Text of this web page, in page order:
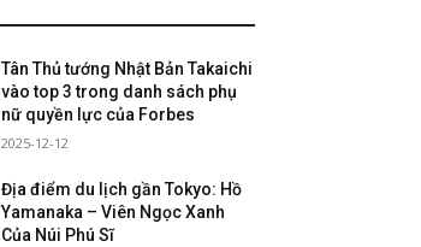
Tân Thủ tướng Nhật Bản Takaichi
vào top 3 trong danh sách phụ
nữ quyền lực của Forbes
2025-12-12
Địa điểm du lịch gần Tokyo: Hồ
Yamanaka – Viên Ngọc Xanh
Của Núi Phú Sĩ